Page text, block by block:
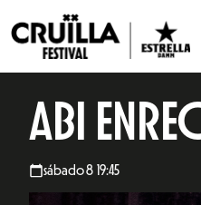
ABI
sábado 8 19:45